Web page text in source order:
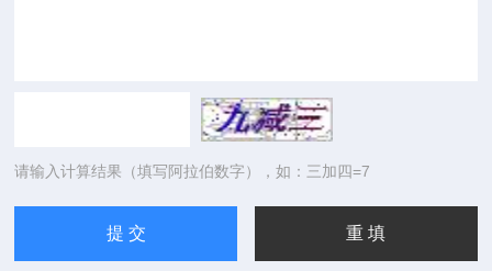
请输入计算结果（填写阿拉伯数字），如：三加四=7